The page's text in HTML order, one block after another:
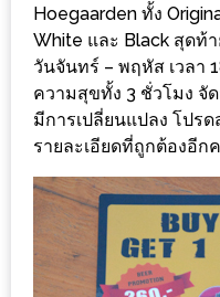
อาหาร
ใน
เชียงใหม่
หนาว
ใช่
ไหม?
แวะ
ไป
Hoegaarden ทั้ง
White และ Black สุดท้
วันจันทร์ – พฤหัส เวลา
ความสุขทั้ง 3 ชั่วโมง จั
มีการเปลี่ยนแปลง โปร
รายละเอียดที่ถูกต้องอีก